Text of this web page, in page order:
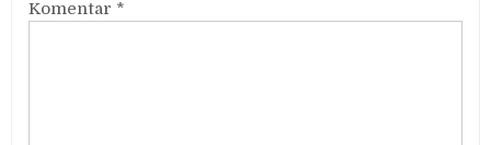
Komentar *